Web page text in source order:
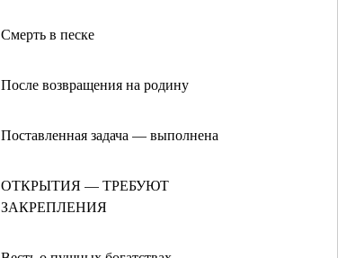
Смерть в песке
После возвращения на родину
Поставленная задача — выполнена
ОТКРЫТИЯ — ТРЕБУЮТ
ЗАКРЕПЛЕНИЯ